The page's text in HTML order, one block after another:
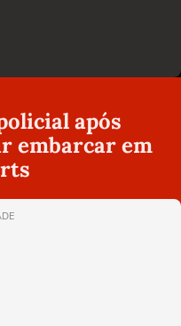
após
embarcar em